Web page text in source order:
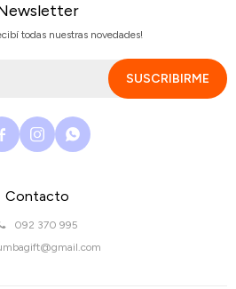
Contacto
092 370 995
todas nuestras novedades!
SUSCRIBIRME
 